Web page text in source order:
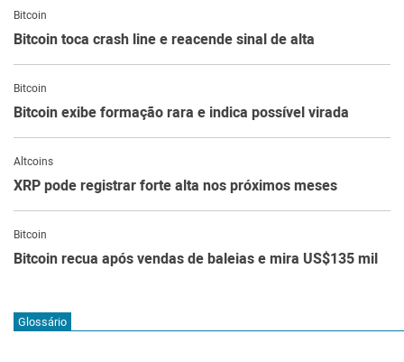
Bitcoin
Bitcoin toca crash line e reacende sinal de alta
Bitcoin
Bitcoin exibe formação rara e indica possível virada
Altcoins
XRP pode registrar forte alta nos próximos meses
Bitcoin
Bitcoin recua após vendas de baleias e mira US$135 mil
Glossário